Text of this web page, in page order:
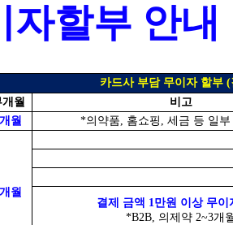
자할부 안내
카드사 부담 무이자 할부
개월
비고
월
*의약품, 홈쇼핑, 세금 등 일부
월
결제 금액 1만원 이상 무이
*B2B, 의제약 2~3개